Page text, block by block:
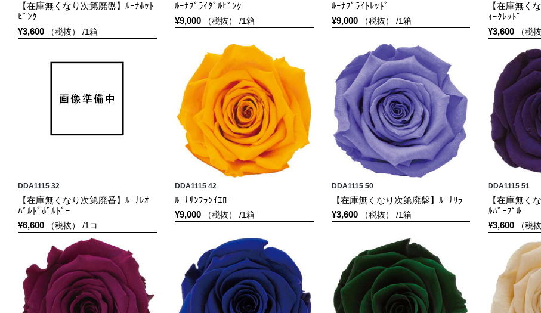
【在庫無くなり次第廃盤】ﾙｰﾅﾎｯﾄ
ﾋﾟﾝｸ
¥3,600 （税抜） /1箱
ﾙｰﾅﾌﾞﾗｲﾀﾞﾙﾋﾟﾝｸ
¥9,000（税抜） /1箱
ﾙｰﾅﾌﾞﾗｲﾄﾚｯﾄﾞ
¥9,000（税抜） /1箱
【在庫無く
ｨｰｸﾚｯﾄﾞ
¥3,600 （税
DDA1115 32
【在庫無くなり次第廃番】ﾙｰﾅﾚｵ
ﾊﾟﾙﾄﾞﾎﾞﾙﾄﾞｰ
¥6,600 （税抜） /1コ
DDA1115 42
ﾙｰﾅｻﾝﾌﾗﾝｲｴﾛｰ
¥9,000（税抜） /1箱
DDA1115 50
【在庫無くなり次第廃盤】ﾙｰﾅﾘﾗ
¥3,600（税抜） /1箱
DDA1115 51
【在庫無く
ﾙﾊﾟｰﾌﾟﾙ
¥3,600 （税